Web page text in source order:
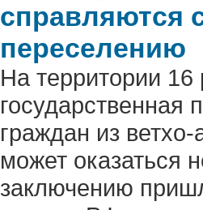
справляются
переселению
На территории 16
государственная
граждан из
может оказаться
заключению